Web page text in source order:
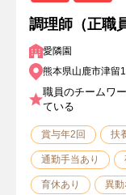
調理師（正職
愛隣園
熊本県山鹿市津留
職員のチームワ
ている
賞与年2回 扶
通勤手当あり
育休あり 異動